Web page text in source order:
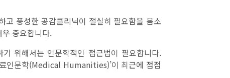
풍성한 공감클리닉이 절실히 필요함을 몸소
중요합니다.
위해서는 인문학적인 접근법이 필요합니다.
료인문학(Medical Humanities)’이 최근에 점점